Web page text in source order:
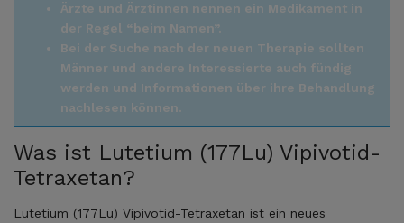
Ärzte und Ärztinnen nennen ein Medikament in
der Regel “beim Namen”.
Bei der Suche nach der neuen Therapie sollten
Männer und andere Interessierte auch fündig
werden und Informationen über ihre Behandlung
nachlesen können.
Was ist Lutetium (177Lu) Vipivotid-
Tetraxetan?
Lutetium (177Lu) Vipivotid-Tetraxetan ist ein neues